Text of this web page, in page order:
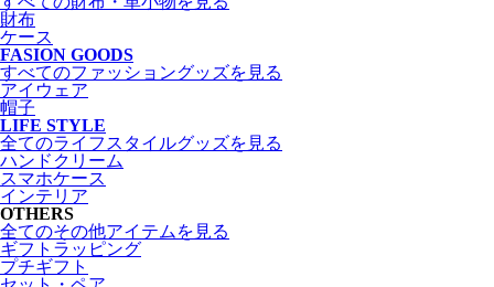
財布
ケース
FASION GOODS
すべてのファッショングッズを見る
アイウェア
帽子
LIFE STYLE
全てのライフスタイルグッズを見る
ハンドクリーム
スマホケース
インテリア
OTHERS
全てのその他アイテムを見る
ギフトラッピング
プチギフト